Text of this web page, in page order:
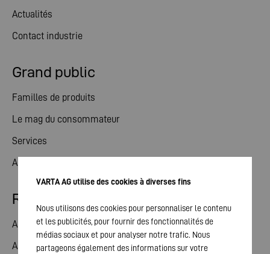
Grand public
Familles de produits
Le mag du consommateur
Services
Actualités
Actualités
Contact industrie
Relations avec les investisseurs
Action
Assemblée générale
VARTA AG utilise des cookies à diverses fins
Nous utilisons des cookies pour personnaliser le contenu
et les publicités, pour fournir des fonctionnalités de
médias sociaux et pour analyser notre trafic. Nous
partageons également des informations sur votre